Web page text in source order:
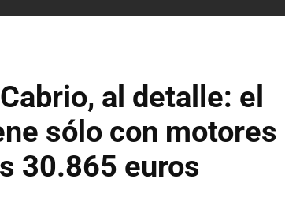
al detalle: el
sólo con motores
30.865 euros